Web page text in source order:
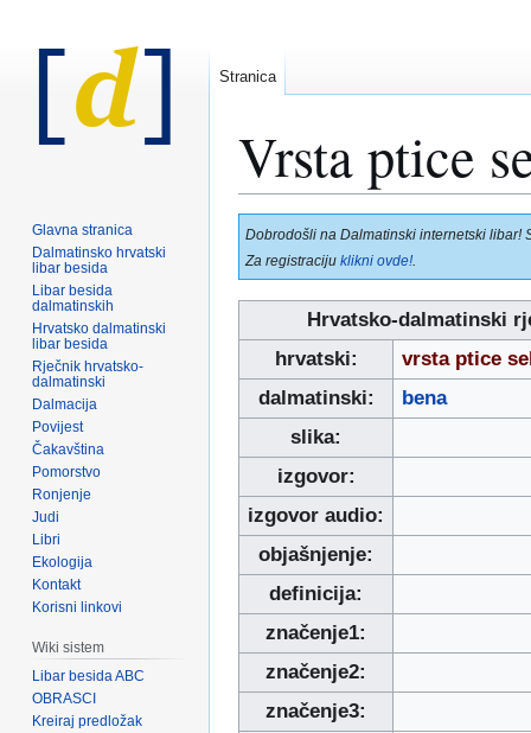
Vrsta ptice
Prijeđi
na
navigaciju
Prijeđi
na
pretraživanje
Dobrodošli na Dalmatinski internetski libar!
Za registraciju klikni ovde!
Hrvatsko-dalmatinski
hrvatski:
vrsta ptice
dalmatinski:
bena
slika:
izgovor:
izgovor audio:
objašnjenje:
definicija:
značenje1:
značenje2:
značenje3:
Stranica
Glavna stranica
Dalmatinsko hrvatski
libar besida
Libar besida
dalmatinskih
Hrvatsko dalmatinski
libar besida
Rječnik hrvatsko-
dalmatinski
Dalmacija
Povijest
Čakavština
Pomorstvo
Ronjenje
Judi
Libri
Ekologija
Kontakt
Korisni linkovi
Wiki sistem
Libar besida ABC
OBRASCI
Kreiraj predložak